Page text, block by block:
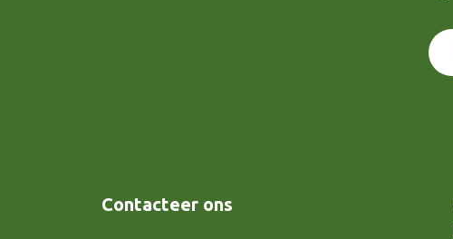
Contacteer ons